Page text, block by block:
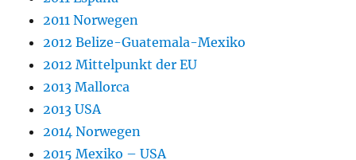
2011 Norwegen
2012 Belize-Guatemala-Mexiko
2012 Mittelpunkt der EU
2013 Mallorca
2013 USA
2014 Norwegen
2015 Mexiko – USA